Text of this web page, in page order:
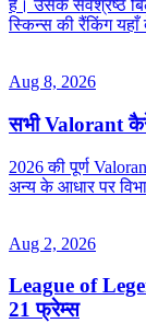
है। उसके सर्वश्रेष्ठ
स्किन्स की रैंकिंग
Aug 8, 2026
सभी Valorant
2026 की पूर्ण
अन्य के आधार पर
Aug 2, 2026
League of
21 फ्रेम्स